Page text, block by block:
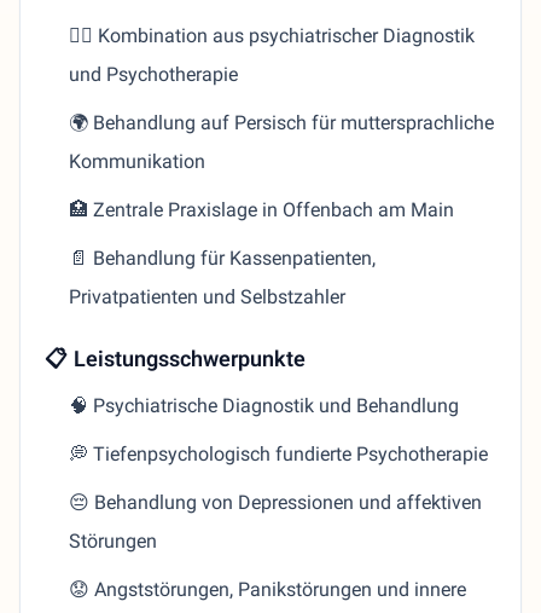
👨‍⚕️ Kombination aus psychiatrischer Diagnostik
und Psychotherapie
🌍 Behandlung auf Persisch für muttersprachliche
Kommunikation
🏥 Zentrale Praxislage in Offenbach am Main
📄 Behandlung für Kassenpatienten,
Privatpatienten und Selbstzahler
📋 Leistungsschwerpunkte
🧠 Psychiatrische Diagnostik und Behandlung
💭 Tiefenpsychologisch fundierte Psychotherapie
😔 Behandlung von Depressionen und affektiven
Störungen
😟 Angststörungen, Panikstörungen und innere